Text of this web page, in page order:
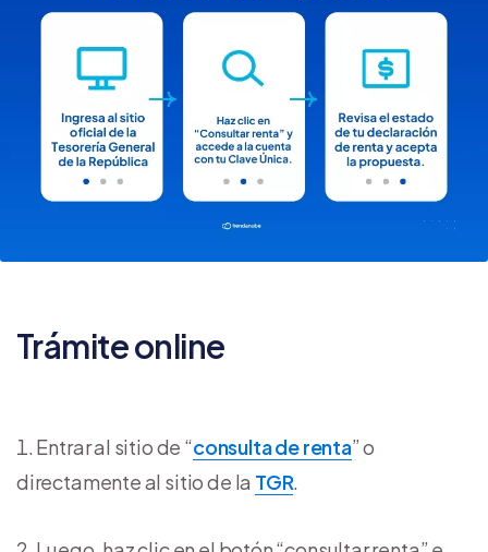
Trámite online
Entrar al sitio de “consulta de renta” o
directamente al sitio de la TGR.